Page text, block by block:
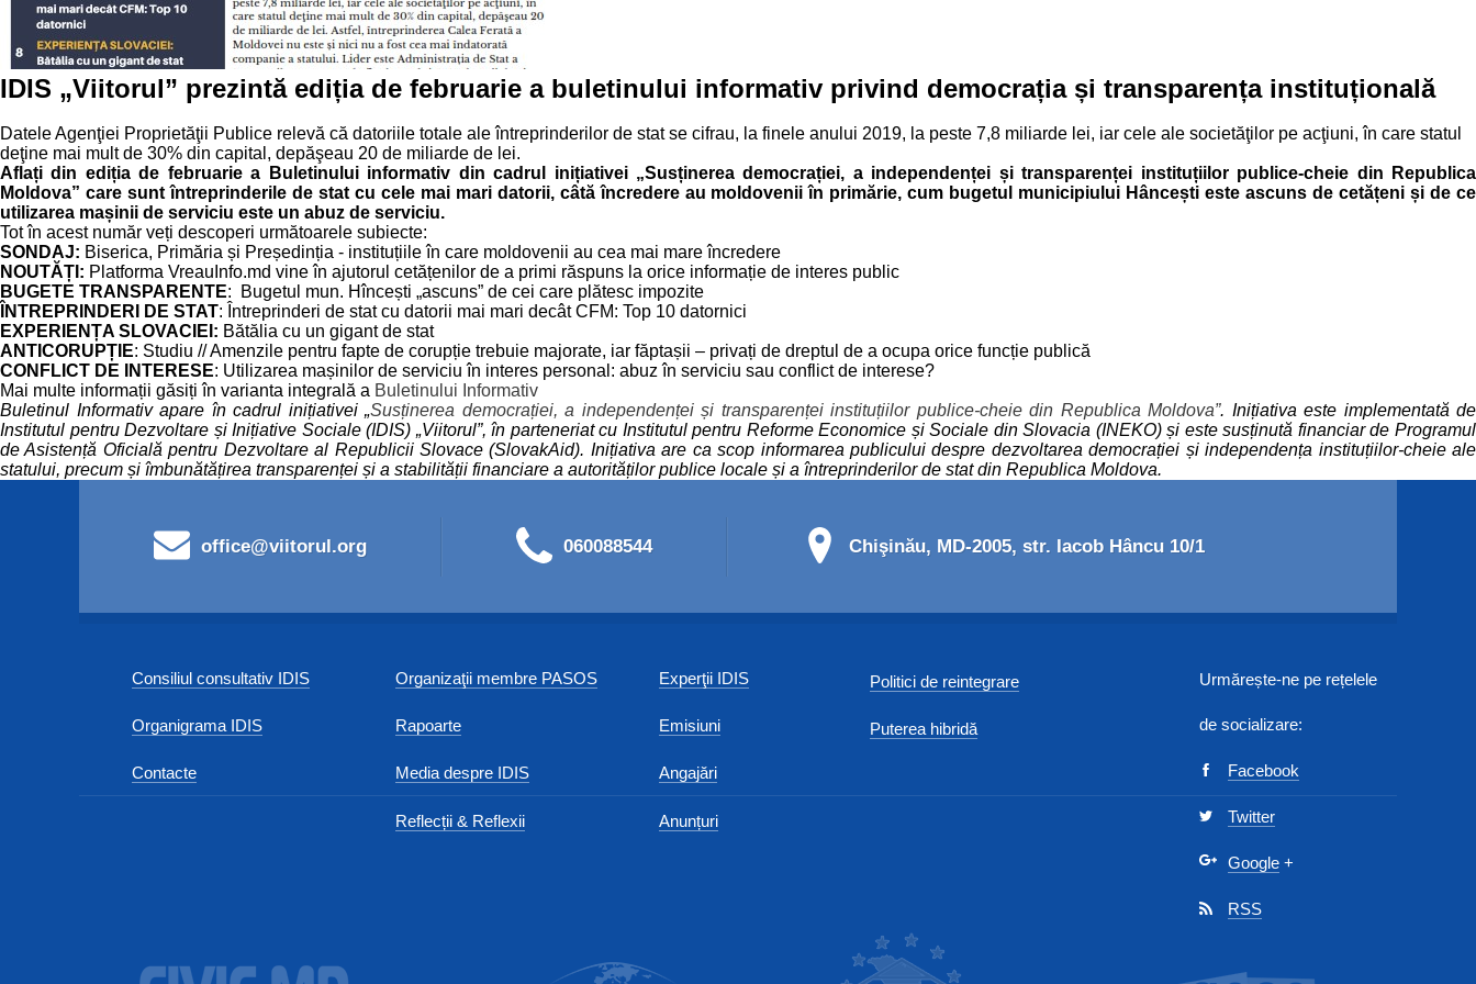
IDIS „Viitorul” prezintă ediția de februarie a buletinului informativ privind democrația și transparența instituțională
Datele Agenţiei Proprietăţii Publice relevă că datoriile totale ale întreprinderilor de stat se cifrau, la finele anului 2019, la peste 7,8 miliarde lei, iar cele ale societăţilor pe acţiuni, în care statul
deţine mai mult de 30% din capital, depăşeau 20 de miliarde de lei.
Aflați din ediția de februarie a Buletinului informativ din cadrul inițiativei „Susținerea democrației, a independenței și transparenței instituțiilor publice-cheie din Republica
Moldova” care sunt întreprinderile de stat cu cele mai mari datorii, câtă încredere au moldovenii în primărie, cum bugetul municipiului Hâncești este ascuns de cetățeni și de ce
utilizarea mașinii de serviciu este un abuz de serviciu.
Tot în acest număr veți descoperi următoarele subiecte:
SONDAJ: Biserica, Primăria și Președinția - instituțiile în care moldovenii au cea mai mare încredere
NOUTĂȚI: Platforma VreauInfo.md vine în ajutorul cetățenilor de a primi răspuns la orice informație de interes public
BUGETE TRANSPARENTE: Bugetul mun. Hîncești „ascuns” de cei care plătesc impozite
ÎNTREPRINDERI DE STAT: Întreprinderi de stat cu datorii mai mari decât CFM: Top 10 datornici
EXPERIENȚA SLOVACIEI: Bătălia cu un gigant de stat
ANTICORUPȚIE: Studiu // Amenzile pentru fapte de corupție trebuie majorate, iar făptașii – privați de dreptul de a ocupa orice funcție publică
CONFLICT DE INTERESE: Utilizarea mașinilor de serviciu în interes personal: abuz în serviciu sau conflict de interese?
Mai multe informații găsiți în varianta integrală a Buletinului Informativ
Buletinul Informativ apare în cadrul inițiativei „Susținerea democrației, a independenței și transparenței instituțiilor publice-cheie din Republica Moldova”. Inițiativa este implementată de
Institutul pentru Dezvoltare și Inițiative Sociale (IDIS) „Viitorul”, în parteneriat cu Institutul pentru Reforme Economice și Sociale din Slovacia (INEKO) și este susținută financiar de Programul
de Asistență Oficială pentru Dezvoltare al Republicii Slovace (SlovakAid). Inițiativa are ca scop informarea publicului despre dezvoltarea democrației și independența instituțiilor-cheie ale
statului, precum și îmbunătățirea transparenței și a stabilității financiare a autorităților publice locale și a întreprinderilor de stat din Republica Moldova.
office@viitorul.org 060088544 Chişinău, MD-2005, str. Iacob Hâncu 10/1
Consiliul consultativ IDIS
Organigrama IDIS
Contacte
Organizaţii membre PASOS
Rapoarte
Media despre IDIS
Reflecții & Reflexii
Experţii IDIS
Emisiuni
Angajări
Anunțuri
Politici de reintegrare
Puterea hibridă
Urmărește-ne pe rețelele
de socializare:
Facebook
Twitter
Google +
RSS